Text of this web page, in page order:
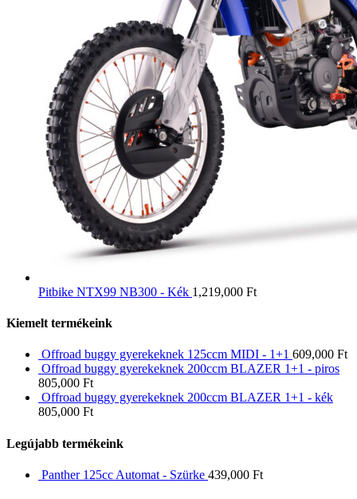
Pitbike NTX99 NB300 - Kék 1,219,000 Ft
Kiemelt termékeink
Offroad buggy gyerekeknek 125ccm MIDI - 1+1 609,000 Ft
Offroad buggy gyerekeknek 200ccm BLAZER 1+1 - piros
805,000 Ft
Offroad buggy gyerekeknek 200ccm BLAZER 1+1 - kék
805,000 Ft
Legújabb termékeink
Panther 125cc Automat - Szürke 439,000 Ft